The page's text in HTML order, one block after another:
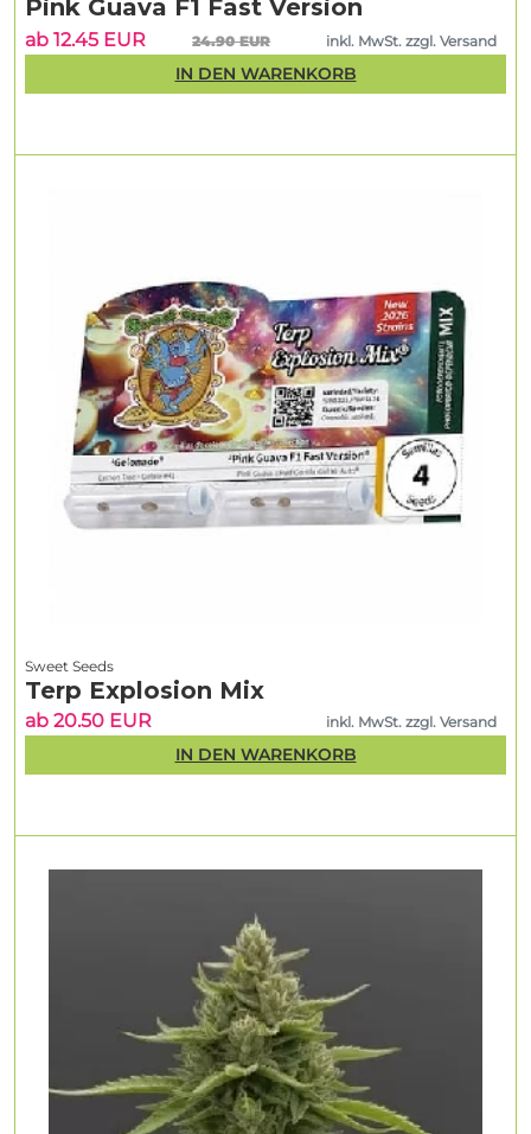
Sweet Seeds
Terp Explosion Mix
ab 20.50 EUR inkl. MwSt. zzgl. Versand
IN DEN WARENKORB
Pink Guava F1 Fast Version
ab 12.45 EUR 24.90 EUR inkl. MwSt. zzgl. Versand
IN DEN WARENKORB